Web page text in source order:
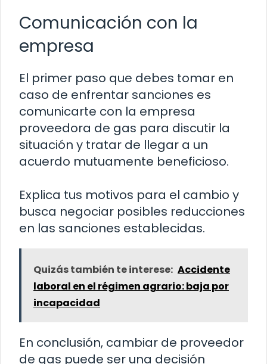
Comunicación con la
empresa
El primer paso que debes tomar en
caso de enfrentar sanciones es
comunicarte con la empresa
proveedora de gas para discutir la
situación y tratar de llegar a un
acuerdo mutuamente beneficioso.
Explica tus motivos para el cambio y
busca negociar posibles reducciones
en las sanciones establecidas.
Quizás también te interese: Accidente
laboral en el régimen agrario: baja por
incapacidad
En conclusión, cambiar de proveedor
de gas puede ser una decisión